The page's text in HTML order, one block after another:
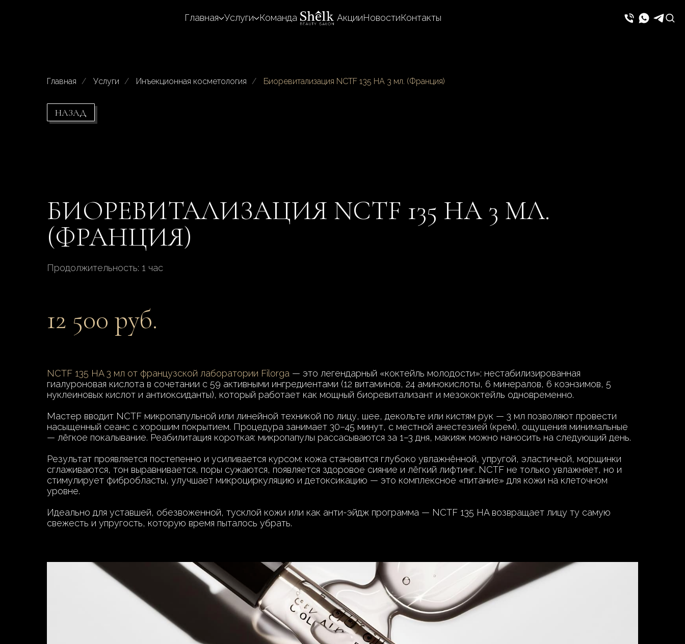
Главная Услуги Команда АкцииНовостиКонтакты
Главная / Услуги / Инъекционная косметология / Биоревитализация NCTF 135 HA 3 мл. (Франция)
НАЗАД
БИОРЕВИТАЛИЗАЦИЯ NCTF 135 HA 3 МЛ.
(ФРАНЦИЯ)
Продолжительность: 1 час
12 500 руб.
NCTF 135 HA 3 мл от французской лаборатории Filorga — это легендарный «коктейль молодости»: нестабилизированная
гиалуроновая кислота в сочетании с 59 активными ингредиентами (12 витаминов, 24 аминокислоты, 6 минералов, 6 коэнзимов, 5
нуклеиновых кислот и антиоксиданты), который работает как мощный биоревитализант и мезококтейль одновременно.
Мастер вводит NCTF микропапульной или линейной техникой по лицу, шее, декольте или кистям рук — 3 мл позволяют провести
насыщенный сеанс с хорошим покрытием. Процедура занимает 30–45 минут, с местной анестезией (крем), ощущения минимальные
— лёгкое покалывание. Реабилитация короткая: микропапулы рассасываются за 1–3 дня, макияж можно наносить на следующий день.
Результат проявляется постепенно и усиливается курсом: кожа становится глубоко увлажнённой, упругой, эластичной, морщинки
сглаживаются, тон выравнивается, поры сужаются, появляется здоровое сияние и лёгкий лифтинг. NCTF не только увлажняет, но и
стимулирует фибробласты, улучшает микроциркуляцию и детоксикацию — это комплексное «питание» для кожи на клеточном
уровне.
Идеально для уставшей, обезвоженной, тусклой кожи или как анти-эйдж программа — NCTF 135 HA возвращает лицу ту самую
свежесть и упругость, которую время пыталось убрать.